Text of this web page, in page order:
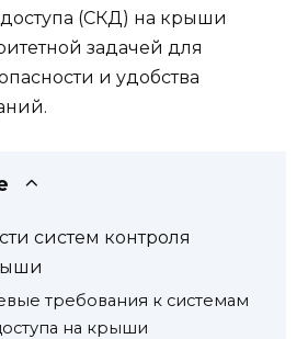
(СКД) на крыши
задачей для
и удобства
систем контроля
требования к системам
на крыши